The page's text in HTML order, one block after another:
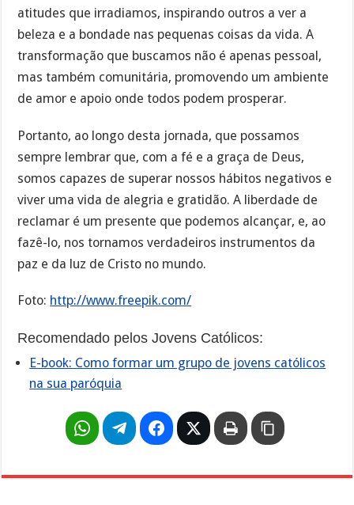
atitudes que irradiamos, inspirando outros a ver a
beleza e a bondade nas pequenas coisas da vida. A
transformação que buscamos não é apenas pessoal,
mas também comunitária, promovendo um ambiente
de amor e apoio onde todos podem prosperar.
Portanto, ao longo desta jornada, que possamos
sempre lembrar que, com a fé e a graça de Deus,
somos capazes de superar nossos hábitos negativos e
viver uma vida de alegria e gratidão. A liberdade de
reclamar é um presente que podemos alcançar, e, ao
fazê-lo, nos tornamos verdadeiros instrumentos da
paz e da luz de Cristo no mundo.
Foto: http://www.freepik.com/
Recomendado pelos Jovens Católicos:
E-book: Como formar um grupo de jovens católicos
na sua paróquia